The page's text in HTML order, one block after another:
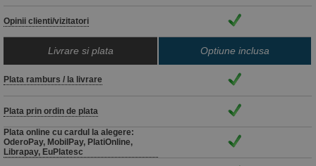
Opinii clienti/vizitatori
Livrare si plata Optiune inclusa
Plata ramburs / la livrare
Plata prin ordin de plata
Plata online cu cardul la alegere:
OderoPay, MobilPay, PlatiOnline,
Librapay, EuPlatesc